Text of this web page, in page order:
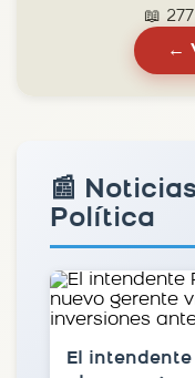
📖
←
📰
Política
El